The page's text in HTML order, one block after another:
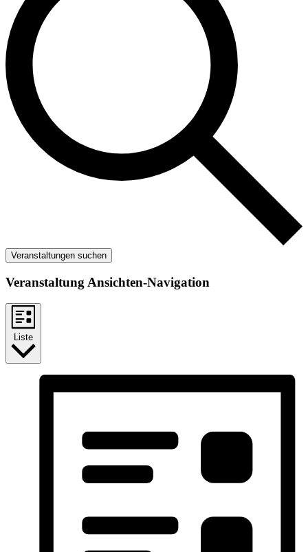
Veranstaltungen suchen
Veranstaltung Ansichten-Navigation
Liste